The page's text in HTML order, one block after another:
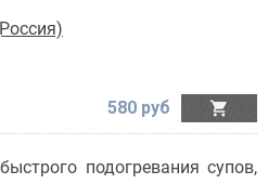

580 руб
подогревания супов,